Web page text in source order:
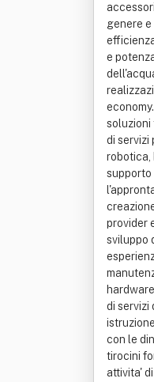
genere
e
soluzioni
di servizi
robotica,
supporto
provider
sviluppo
di servizi
con le
tirocini
attivita'